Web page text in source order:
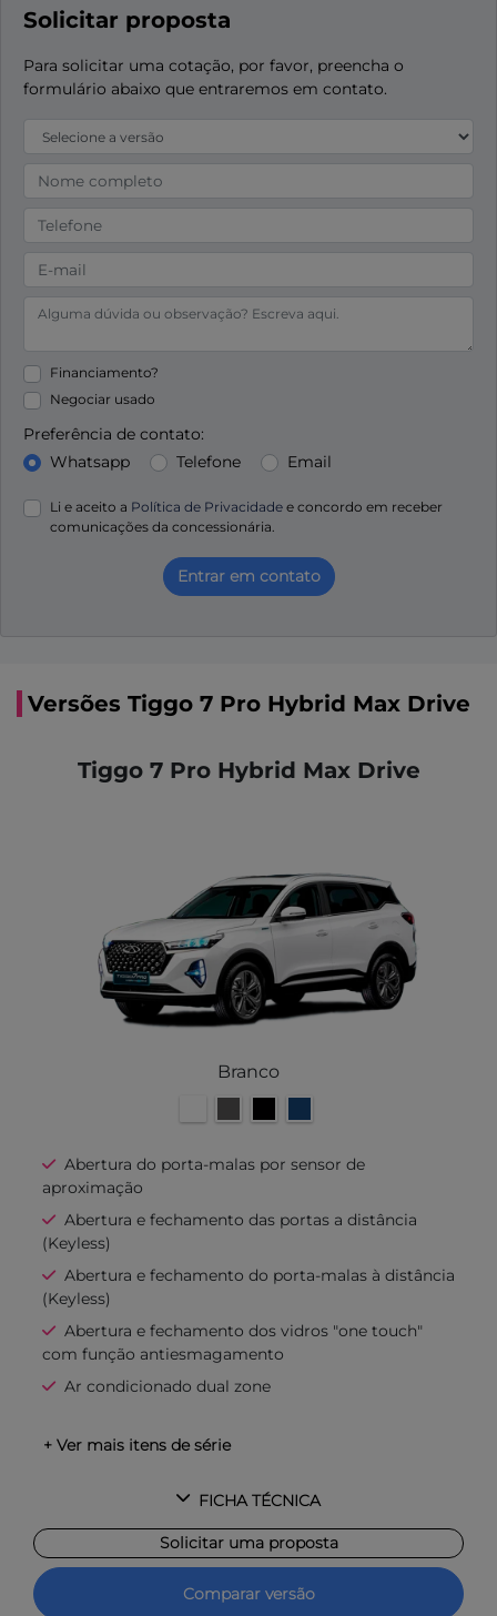
Solicitar proposta
Para solicitar uma cotação, por favor, preencha o
formulário abaixo que entraremos em contato.
Financiamento?
Negociar usado
Preferência de contato:
Whatsapp
Telefone Email
Li e aceito a Política de Privacidade e concordo em receber
comunicações da concessionária.
Entrar em contato
Versões Tiggo 7 Pro Hybrid Max Drive
Tiggo 7 Pro Hybrid Max Drive
Branco
Abertura do porta-malas por sensor de
aproximação
Abertura e fechamento das portas a distância
(Keyless)
Abertura e fechamento do porta-malas à distância
(Keyless)
Abertura e fechamento dos vidros "one touch"
com função antiesmagamento
Ar condicionado dual zone
+ Ver mais itens de série
FICHA TÉCNICA
Solicitar uma proposta
Comparar versão